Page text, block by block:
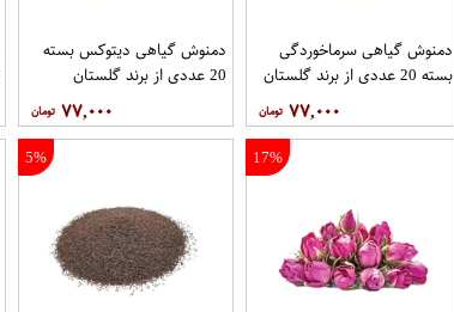
دمنوش گیاهی سرماخوردگی
بسته 20 عددی از برند گلستان
۷۷,۰۰۰
دمنوش گیاهی دیتوکس بسته
20 عددی از برند گلستان
۷۷,۰۰۰
17%
5%